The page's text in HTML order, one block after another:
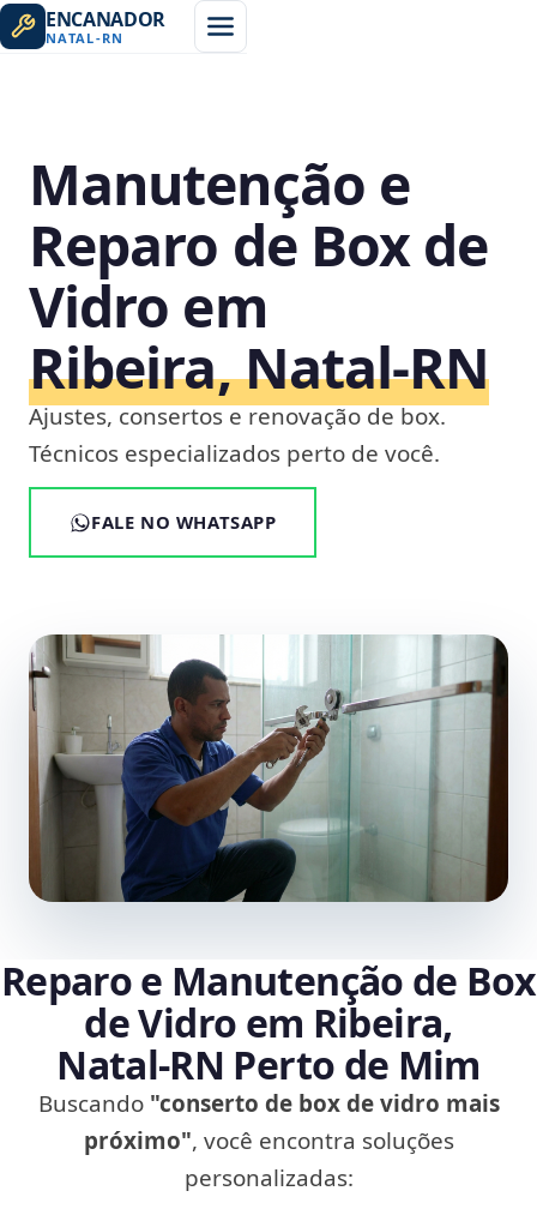
ENCANADOR
NATAL-RN
Manutenção e
Reparo de Box de
Vidro em
Ribeira, Natal‑RN
Ajustes, consertos e renovação de box.
Técnicos especializados perto de você.
FALE NO WHATSAPP
Reparo e Manutenção de Box
de Vidro em Ribeira,
Natal‑RN Perto de Mim
Buscando "conserto de box de vidro mais
próximo", você encontra soluções
personalizadas: